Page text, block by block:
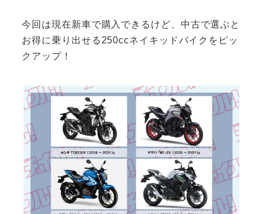
今回は現在新車で購入できるけど、中古で選ぶと
お得に乗り出せる250ccネイキッドバイクをピッ
クアップ！